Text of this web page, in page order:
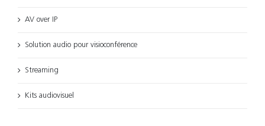
AV over IP
Solution audio pour visioconférence
Streaming
Kits audiovisuel